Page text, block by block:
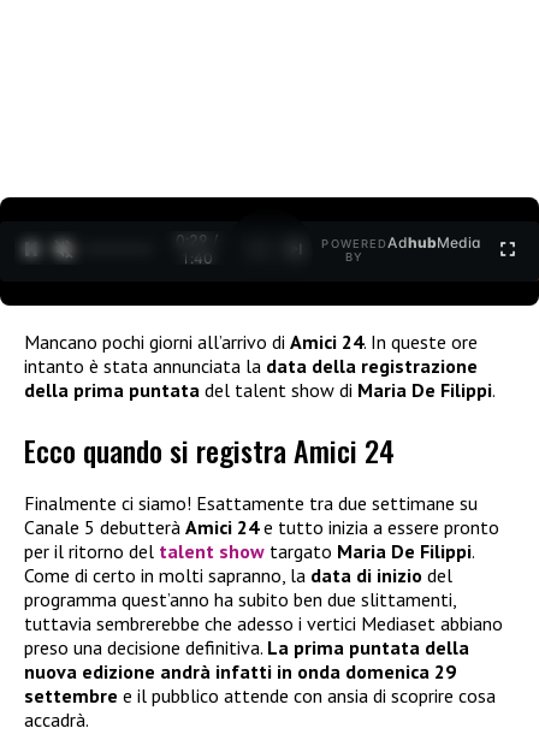
0:30 /
1:40
POWERED
BY
AdhubMedia
Mancano pochi giorni all’arrivo di Amici 24. In queste ore
intanto è stata annunciata la data della registrazione
della prima puntata del talent show di Maria De Filippi.
Ecco quando si registra Amici 24
Finalmente ci siamo! Esattamente tra due settimane su
Canale 5 debutterà Amici 24e tutto inizia a essere pronto
per il ritorno del talent show targato Maria De Filippi.
Come di certo in molti sapranno, la data di inizio del
programma quest’anno ha subito ben due slittamenti,
tuttavia sembrerebbe che adesso i vertici Mediaset abbiano
preso una decisione definitiva. La prima puntata della
nuova edizione andrà infatti in onda domenica 29
settembre e il pubblico attende con ansia di scoprire cosa
accadrà.